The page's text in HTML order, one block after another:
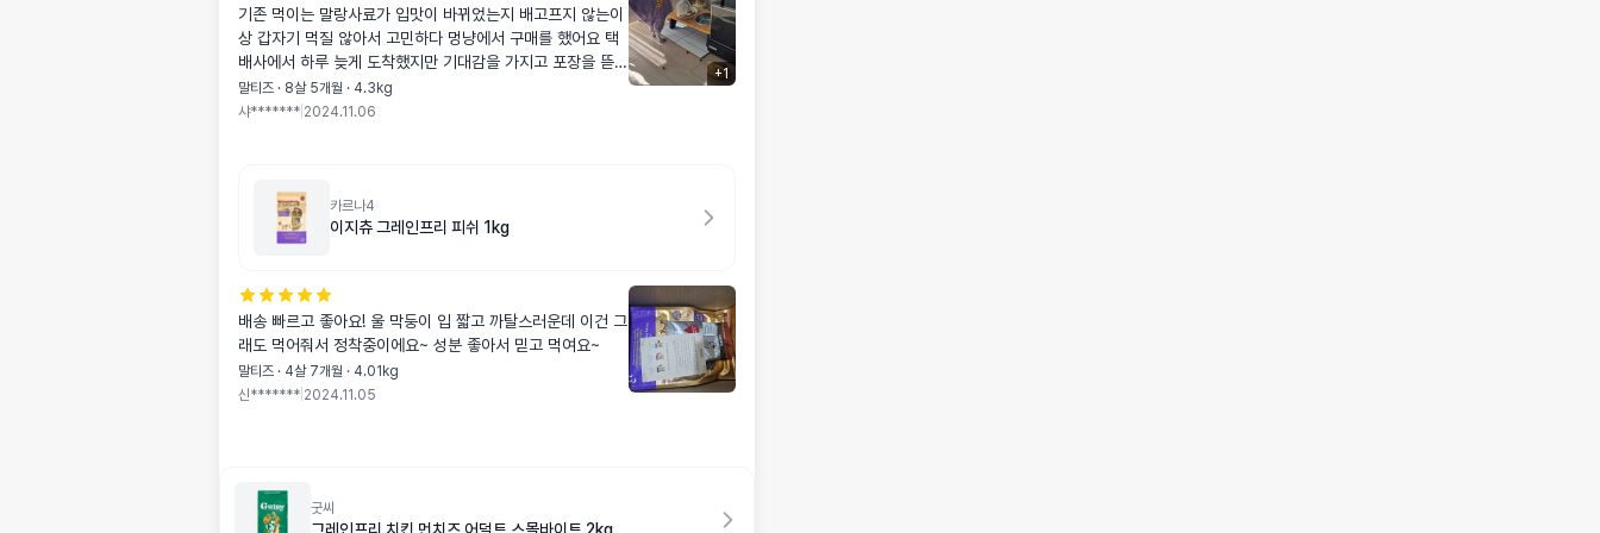
기존 먹이는 말랑사료가 입맛이 바뀌었는지 배고프지 않는이
상 갑자기 먹질 않아서 고민하다 멍냥에서 구매를 했어요 택
배사에서 하루 늦게 도착했지만 기대감을 가지고 포장을 뜯었
더니..냄새 맡기 바쁜 애기! 그라나 실상은 또 슥 냄새 한번 맡
더니 안 먹고 기존 사료만 골라먹는 미운 아리ㅠㅠ 아직 속단
말티즈 · 8살 5개월 · 4.3kg
샤******* 2024.11.06
+1
카르나4
이지츄 그레인프리 피쉬 1kg
배송 빠르고 좋아요! 울 막둥이 입 짧고 까탈스러운데 이건 그
래도 먹어줘서 정착중이에요~ 성분 좋아서 믿고 먹여요~
말티즈 · 4살 7개월 · 4.01kg
신******* 2024.11.05
굿씨